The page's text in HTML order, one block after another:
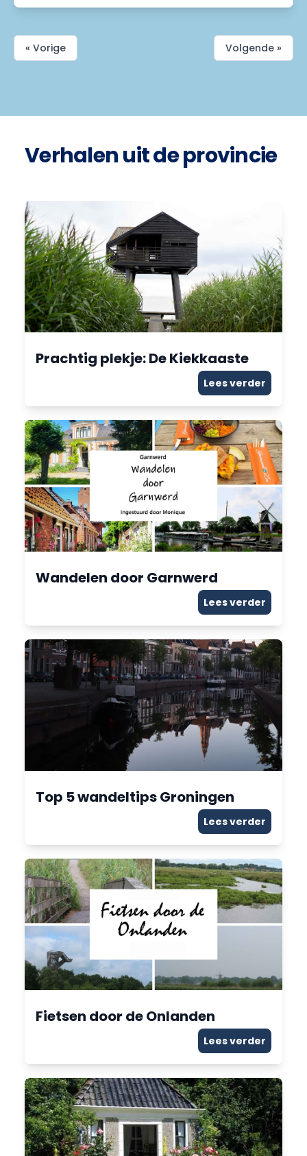
« Vorige Volgende »
Verhalen uit de provincie
Prachtig plekje: De Kiekkaaste
Lees verder
Wandelen door Garnwerd
Lees verder
Top 5 wandeltips Groningen
Lees verder
Fietsen door de Onlanden
Lees verder